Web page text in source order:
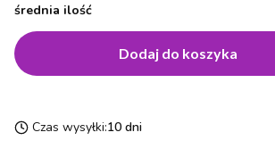
średnia ilość
Dodaj do koszyka
Czas wysyłki:10 dni